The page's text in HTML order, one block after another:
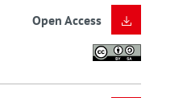
Open Access